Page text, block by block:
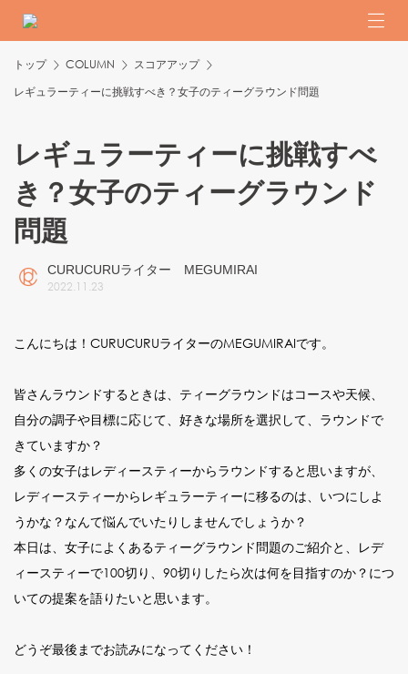
トップ COLUMN
スコアアップ
レギュラーティーに挑戦すべき？女子のティーグラウンド問題
レギュラーティーに挑戦すべ
き？女子のティーグラウンド
問題
CURUCURUライター MEGUMIRAI
2022.11 .23
こんにちは！CURUCURUライターのMEGUMIRAIです。
皆さんラウンドするときは、ティーグラウンドはコースや天候、
自分の調子や目標に応じて、好きな場所を選択して、ラウンドで
きていますか？
多くの女子はレディースティーからラウンドすると思いますが、
レディースティーからレギュラーティーに移るのは、いつにしよ
うかな？なんて悩んでいたりしませんでしょうか？
本日は、女子によくあるティーグラウンド問題のご紹介と、レデ
ィースティーで100切り、90切りしたら次は何を目指すのか？につ
いての提案を語りたいと思います。
どうぞ最後までお読みになってください！